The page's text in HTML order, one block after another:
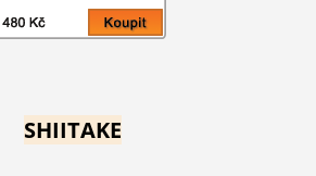
SHIITAKE